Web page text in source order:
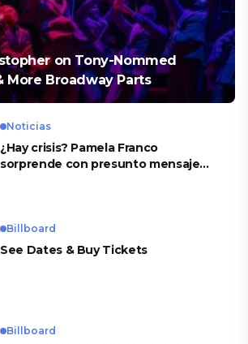
on Tony-Nommed
More Broadway Parts
Noticias
¿Hay crisis? Pamela Franco
sorprende con presunto mensaje
Billboard
See Dates & Buy Tickets
Billboard